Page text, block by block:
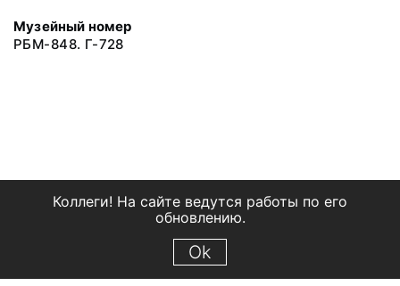
Музейный номер
РБМ-848. Г-728
Коллеги! На сайте ведутся работы по его
обновлению.
Ok